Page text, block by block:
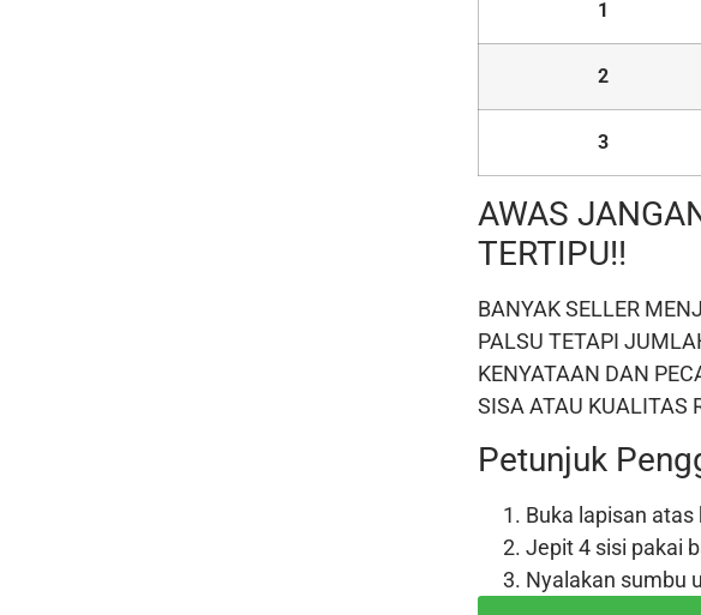
1
2
3
AWAS
TERTIPU!!
BANYAK SELLER
PALSU TETAPI
KENYATAAN DAN
SISA ATAU KUALITAS
Petunjuk
Buka lapisan
Jepit 4 sisi pakai
Nyalakan sumbu